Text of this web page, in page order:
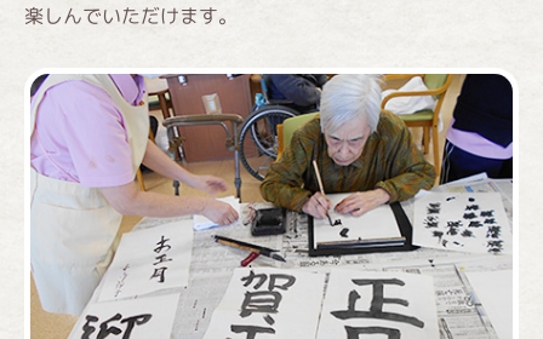
楽しんでいただけます。